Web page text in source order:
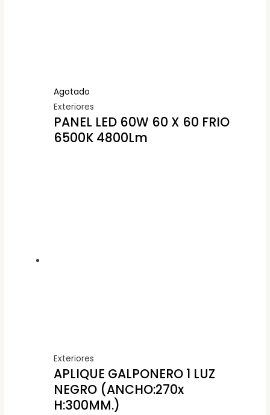
Agotado
Exteriores
PANEL LED 60W 60 X 60 FRIO
6500K 4800Lm
Exteriores
APLIQUE GALPONERO 1 LUZ
NEGRO (ANCHO:270x
H:300MM.)